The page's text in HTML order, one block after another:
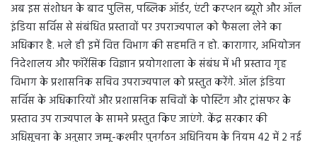
अब इस संशोधन के बाद पुलिस, पब्लिक ऑर्डर, एंटी करप्शन ब्यूरो और ऑल
इंडिया सर्विस से संबंधित प्रस्तावों पर उपराज्यपाल को फैसला लेने का
अधिकार है. भले ही इमें वित्त विभाग की सहमति न हो. कारागार, अभियोजन
निदेशालय और फॉरेंसिक विज्ञान प्रयोगशाला के संबंध में भी प्रस्ताव गृह
विभाग के प्रशासनिक सचिव उपराज्यपाल को प्रस्तुत करेंगे. ऑल इंडिया
सर्विस के अधिकारियों और प्रशासनिक सचिवों के पोस्टिंग और ट्रांसफर के
प्रस्ताव उप राज्यपाल के सामने प्रस्तुत किए जाएंगे. केंद्र सरकार की
अधिसूचना के अनुसार जम्मू-कश्मीर पुनर्गठन अधिनियम के नियम 42 में 2 नई